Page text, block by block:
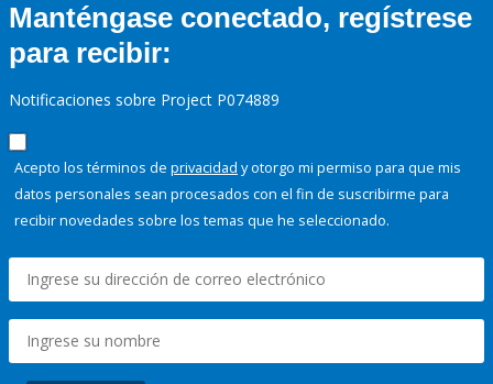
Manténgase conectado, regístrese
para recibir:
Notificaciones sobre Project P074889
Acepto los términos de privacidad y otorgo mi permiso para que mis
datos personales sean procesados con el fin de suscribirme para
recibir novedades sobre los temas que he seleccionado.